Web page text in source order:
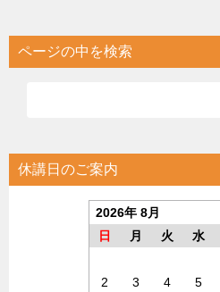
ページの中を検索
休講日のご案内
2026年 8月
日
月 火 水
2
3 4 5